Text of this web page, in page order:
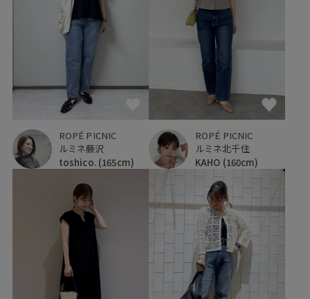
ROPÉ PICNIC
ルミネ藤沢
toshico. (165cm)
ROPÉ PICNIC
ルミネ北千住
KAHO (160cm)